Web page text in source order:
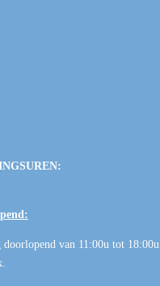
doorlopend van 11:00u tot 18:00u
.